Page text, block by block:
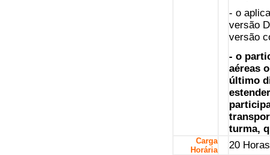
- o
versão
versão
- o
aéreas
último
turma,
Carga
Horária
20